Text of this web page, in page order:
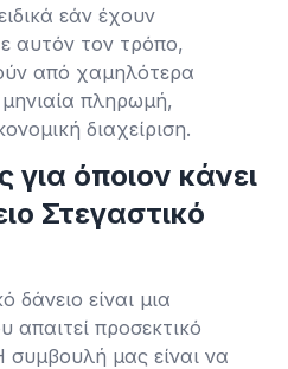
εάν έχουν
αυτόν τον τρόπο,
από χαμηλότερα
μηνιαία πληρωμή,
διαχείριση.
όποιον κάνει
Στεγαστικό
δάνειο είναι μια
προσεκτικό
συμβουλή μας είναι να